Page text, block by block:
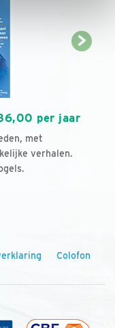
per jaar
met
verhalen.
Colofon